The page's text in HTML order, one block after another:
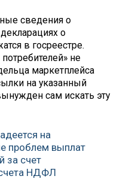
сведения о
о
в госреестре.
не
маркетплейса
на указанный
сам искать эту
на
проблем выплат
за счет
НДФЛ